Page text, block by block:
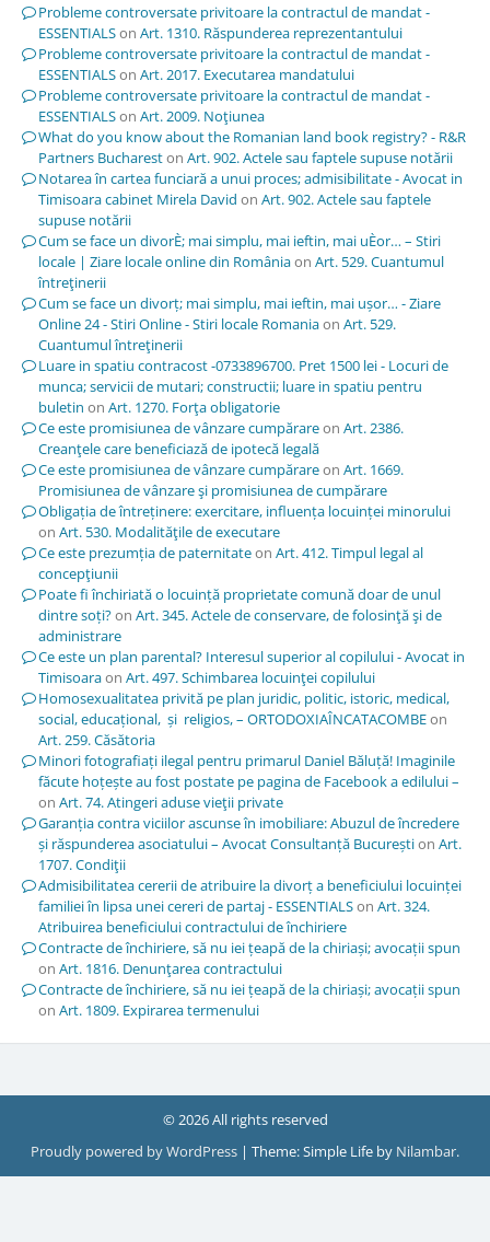
Probleme controversate privitoare la contractul de mandat -
ESSENTIALSon Art. 1310. Răspunderea reprezentantului
Probleme controversate privitoare la contractul de mandat -
ESSENTIALSon Art. 2017. Executarea mandatului
Probleme controversate privitoare la contractul de mandat -
ESSENTIALSon Art. 2009. Noţiunea
What do you know about the Romanian land book registry? - R&R
Partners Buchareston Art. 902. Actele sau faptele supuse notării
Notarea în cartea funciară a unui proces; admisibilitate - Avocat in
Timisoara cabinet Mirela David on Art. 902. Actele sau faptele
supuse notării
Cum se face un divorÈ; mai simplu, mai ieftin, mai uÈor… – Stiri
locale | Ziare locale online din Româniaon Art. 529. Cuantumul
întreţinerii
Cum se face un divorț; mai simplu, mai ieftin, mai ușor… - Ziare
Online 24 - Stiri Online - Stiri locale Romaniaon Art. 529.
Cuantumul întreţinerii
Luare in spatiu contracost -0733896700. Pret 1500 lei - Locuri de
munca; servicii de mutari; constructii; luare in spatiu pentru
buletin on Art. 1270. Forţa obligatorie
Ce este promisiunea de vânzare cumpărareon Art. 2386.
Creanţele care beneficiază de ipotecă legală
Ce este promisiunea de vânzare cumpărareon Art. 1669.
Promisiunea de vânzare şi promisiunea de cumpărare
Obligația de întreținere: exercitare, influența locuinței minorului
on Art. 530. Modalităţile de executare
Ce este prezumția de paternitateon Art. 412. Timpul legal al
concepţiunii
Poate fi închiriată o locuință proprietate comună doar de unul
dintre soți?on Art. 345. Actele de conservare, de folosinţă şi de
administrare
Ce este un plan parental? Interesul superior al copilului - Avocat in
Timisoaraon Art. 497. Schimbarea locuinţei copilului
Homosexualitatea privită pe plan juridic, politic, istoric, medical,
social, educațional, și religios, – ORTODOXIAÎNCATACOMBEon
Art. 259. Căsătoria
Minori fotografiați ilegal pentru primarul Daniel Băluță! Imaginile
făcute hoțește au fost postate pe pagina de Facebook a edilului –
on Art. 74. Atingeri aduse vieţii private
Garanția contra viciilor ascunse în imobiliare: Abuzul de încredere
și răspunderea asociatului – Avocat Consultanță Bucureștion Art.
1707. Condiţii
Admisibilitatea cererii de atribuire la divorț a beneficiului locuinței
familiei în lipsa unei cereri de partaj - ESSENTIALSon Art. 324.
Atribuirea beneficiului contractului de închiriere
Contracte de închiriere, să nu iei țeapă de la chiriași; avocații spun
on Art. 1816. Denunţarea contractului
Contracte de închiriere, să nu iei țeapă de la chiriași; avocații spun
on Art. 1809. Expirarea termenului
© 2026 All rights reserved
Proudly powered by WordPress | Theme: Simple Life by Nilambar.